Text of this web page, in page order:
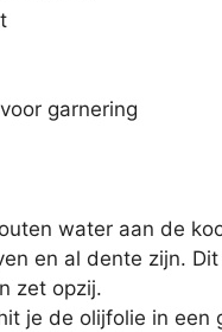
garnering
water aan de
en al dente zijn.
zet opzij.
je de olijfolie in